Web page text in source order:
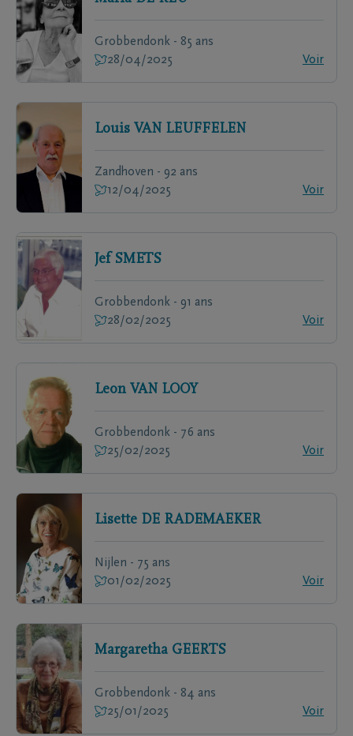
Grobbendonk - 85 ans
28/04/2025
Voir
Louis VAN LEUFFELEN
Zandhoven - 92 ans
12/04/2025
Voir
Jef SMETS
Grobbendonk - 91 ans
28/02/2025
Voir
Leon VAN LOOY
Grobbendonk - 76 ans
25/02/2025
Voir
Lisette DE RADEMAEKER
Nijlen - 75 ans
01/02/2025
Voir
Margaretha GEERTS
Grobbendonk - 84 ans
25/01/2025
Voir